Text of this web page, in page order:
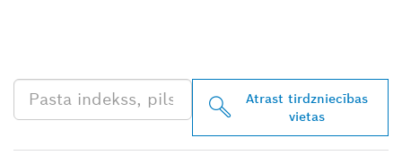
Atrast tirdzniecības
vietas